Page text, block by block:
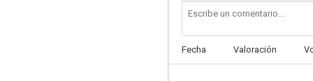
Fecha Valoración